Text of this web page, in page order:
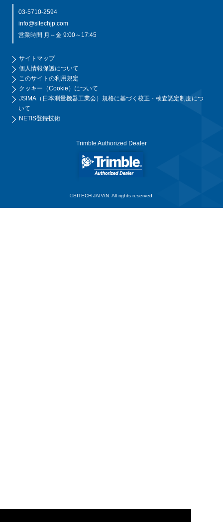
03-5710-2594
info@sitechjp.com
営業時間 月～金 9:00～17:45
サイトマップ
個人情報保護について
このサイトの利用規定
クッキー（Cookie）について
JSIMA（日本測量機器工業会）規格に基づく校正・検査認定制度につ
いて
NETIS登録技術
Trimble Authorized Dealer
©SITECH JAPAN. All rights reserved.